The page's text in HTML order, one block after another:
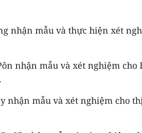
nhận mẫu và thực hiện xét
nhận mẫu và xét nghiệm cho
nhận mẫu và xét nghiệm cho